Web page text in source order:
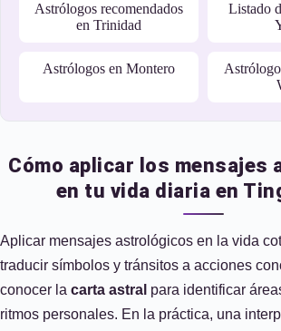
Astrólogos recomendados
en Trinidad
Listado
Astrólogos en Montero
Cómo aplicar los mensajes
en tu vida diaria en
Aplicar mensajes astrológicos en la vida
traducir símbolos y tránsitos a acciones
conocer la carta astral para identificar
ritmos personales. En la práctica, una